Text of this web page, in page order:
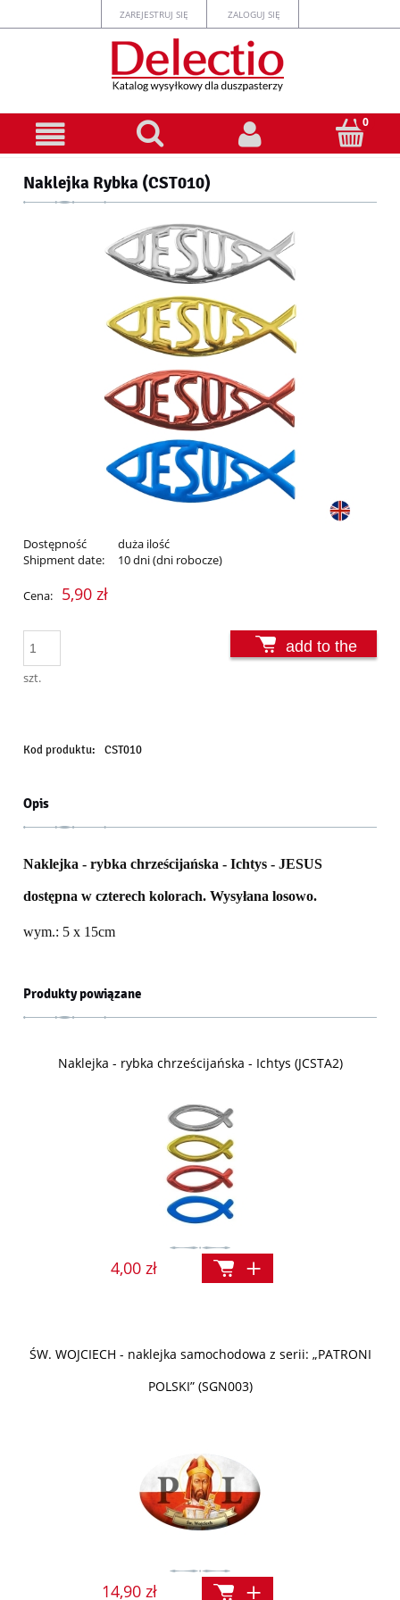
ZAREJESTRUJ SIĘ ZALOGUJ SIĘ
Naklejka Rybka (CST010)
Dostępność
duża ilość
Shipment date:
10 dni (dni robocze)
Cena: 5,90 zł
szt.
add to the
Kod produktu: CST010
Opis
Naklejka - rybka chrześcijańska - Ichtys - JESUS
dostępna w czterech kolorach. Wysyłana losowo.
wym.: 5 x 15cm
Produkty powiązane
Naklejka - rybka chrześcijańska - Ichtys (JCSTA2)
4,00 zł
ŚW. WOJCIECH - naklejka samochodowa z serii: „PATRONI
POLSKI” (SGN003)
14,90 zł